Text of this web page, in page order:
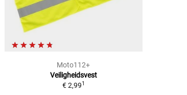
Moto112+
Veiligheidsvest
€ 2,991